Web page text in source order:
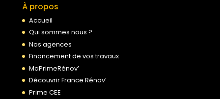
À propos
Accueil
Qui sommes nous ?
Nos agences
Financement de vos travaux
MaPrimeRénov’
Découvrir France Rénov’
Prime CEE